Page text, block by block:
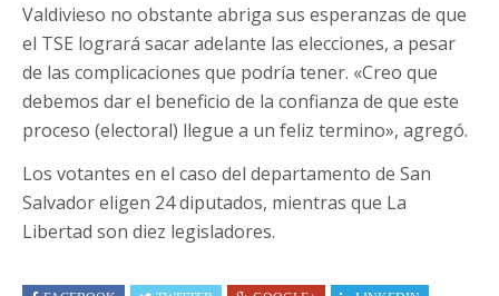
Valdivieso no obstante abriga sus esperanzas de que
el TSE logrará sacar adelante las elecciones, a pesar
de las complicaciones que podría tener. «Creo que
debemos dar el beneficio de la confianza de que este
proceso (electoral) llegue a un feliz termino», agregó.
Los votantes en el caso del departamento de San
Salvador eligen 24 diputados, mientras que La
Libertad son diez legisladores.